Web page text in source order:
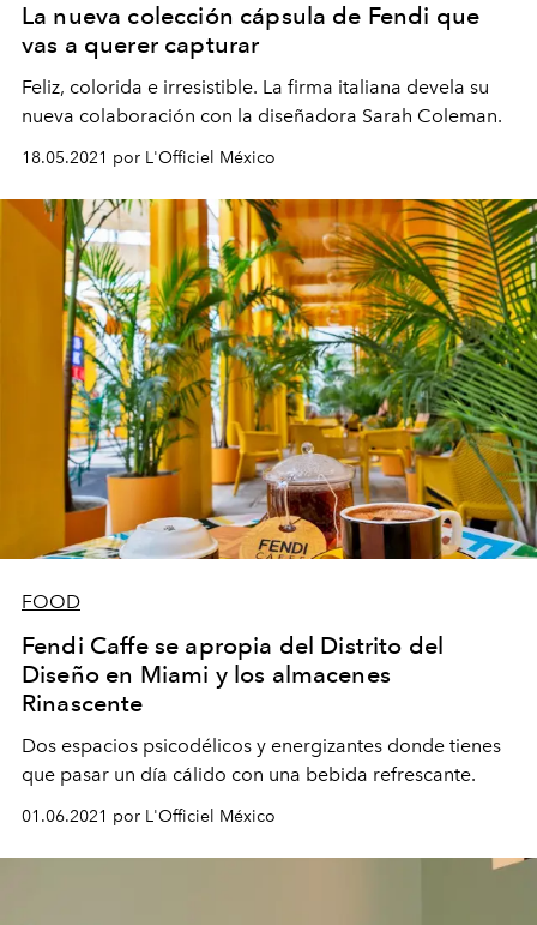
La nueva colección cápsula de Fendi que
vas a querer capturar
Feliz, colorida e irresistible. La firma italiana devela su
nueva colaboración con la diseñadora Sarah Coleman.
18.05.2021 por L'Officiel México
FOOD
Fendi Caffe se apropia del Distrito del
Diseño en Miami y los almacenes
Rinascente
Dos espacios psicodélicos y energizantes donde tienes
que pasar un día cálido con una bebida refrescante.
01.06.2021 por L'Officiel México